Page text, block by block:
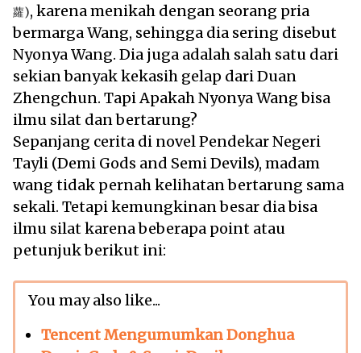
蘿), karena menikah dengan seorang pria
bermarga Wang, sehingga dia sering disebut
Nyonya Wang. Dia juga adalah salah satu dari
sekian banyak kekasih gelap dari Duan
Zhengchun. Tapi Apakah Nyonya Wang bisa
ilmu silat dan bertarung?
Sepanjang cerita di novel Pendekar Negeri
Tayli (Demi Gods and Semi Devils), madam
wang tidak pernah kelihatan bertarung sama
sekali. Tetapi kemungkinan besar dia bisa
ilmu silat karena beberapa point atau
petunjuk berikut ini:
You may also like...
Tencent Mengumumkan Donghua